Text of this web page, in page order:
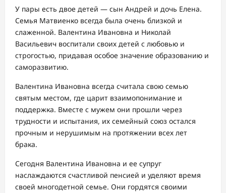
У пары есть двое детей — сын Андрей и дочь Елена.
Семья Матвиенко всегда была очень близкой и
слаженной. Валентина Ивановна и Николай
Васильевич воспитали своих детей с любовью и
строгостью, придавая особое значение образованию и
саморазвитию.
Валентина Ивановна всегда считала свою семью
святым местом, где царит взаимопонимание и
поддержка. Вместе с мужем они прошли через
трудности и испытания, их семейный союз остался
прочным и нерушимым на протяжении всех лет
брака.
Сегодня Валентина Ивановна и ее супруг
наслаждаются счастливой пенсией и уделяют время
своей многодетной семье. Они гордятся своими